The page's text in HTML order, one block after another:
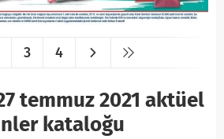
3 4
temmuz 2021 aktüel
kataloğu